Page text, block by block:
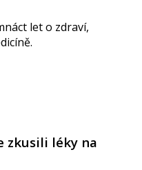
let o zdraví,
zkusili léky na